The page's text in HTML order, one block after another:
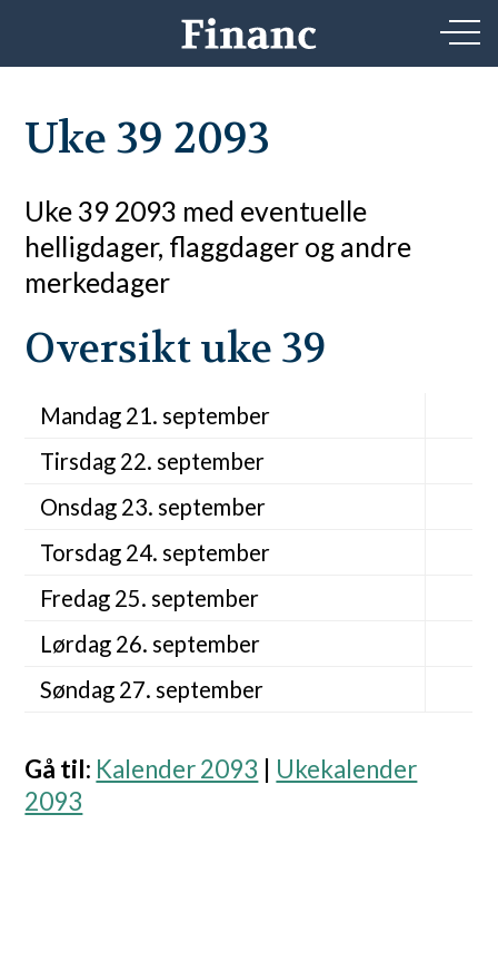
Uke 39 2093
Uke 39 2093 med eventuelle
helligdager, flaggdager og andre
merkedager
Oversikt uke 39
Mandag 21. september
Tirsdag 22. september
Onsdag 23. september
Torsdag 24. september
Fredag 25. september
Lørdag 26. september
Søndag 27. september
Gå til: Kalender 2093
Ukekalender
2093